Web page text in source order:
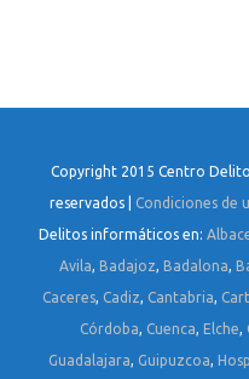
Copyright 2015 Centro
reservados | Condiciones de
Delitos informáticos en:
Avila, Badajoz, Badalona,
Caceres, Cadiz, Cantabria,
Córdoba, Cuenca, Elche,
Guadalajara, Guipuzcoa,